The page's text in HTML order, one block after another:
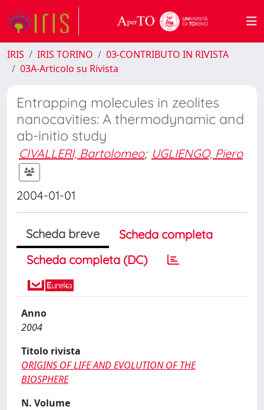
IRIS IRIS TORINO
03-CONTRIBUTO IN RIVISTA
03A-Articolo su Rivista
Entrapping molecules in zeolites
nanocavities: A thermodynamic and
ab-initio study
CIVALLERI, Bartolomeo; UGLIENGO, Piero
2004-01-01
Scheda breve
Scheda completa
Scheda completa (DC)
Anno
2004
Titolo rivista
ORIGINS OF LIFE AND EVOLUTION OF THE
BIOSPHERE
N. Volume